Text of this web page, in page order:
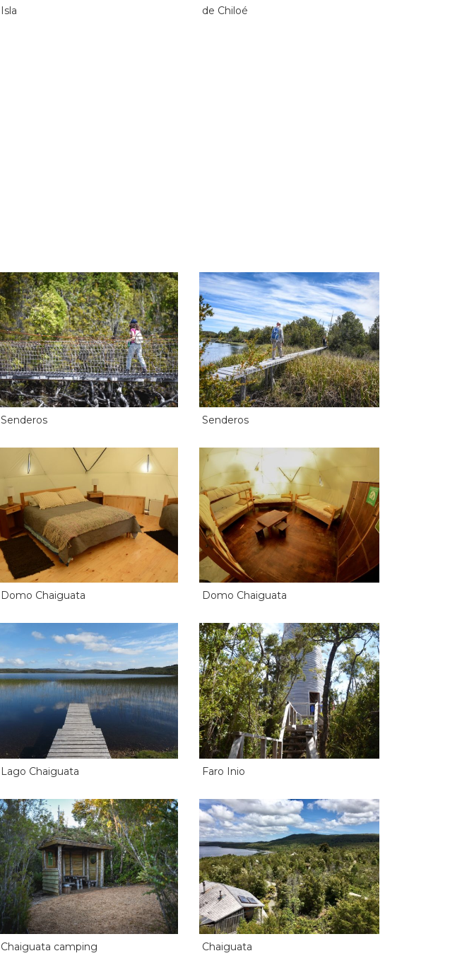
Isla
de Chiloé
Senderos Senderos
Domo Chaiguata Domo Chaiguata
Lago Chaiguata Faro Inio
Chaiguata camping Chaiguata